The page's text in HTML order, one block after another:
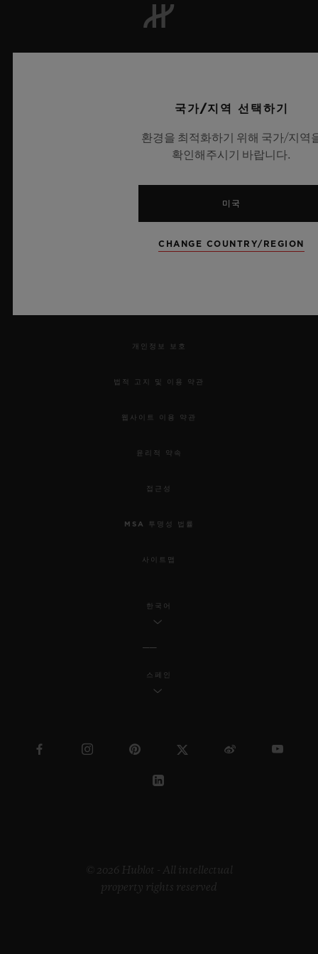
예약하기
연락처
개인정보 보호
법적 고지 및 이용 약관
웹사이트 이용 약관
윤리적 약속
접근성
MSA 투명성 법률
사이트맵
한국어
스페인
© 2026 Hublot - All intellectual
property rights reserved
국가/지역 선택하기
환경을 최적화하기 위해 국가/지역
확인해주시기 바랍니다.
미국
CHANGE COUNTRY/REGION